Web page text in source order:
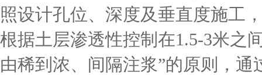
照设计孔位、深度及垂直度施工
根据土层渗透性控制在1.5-3米之
由稀到浓、间隔注浆”的原则，